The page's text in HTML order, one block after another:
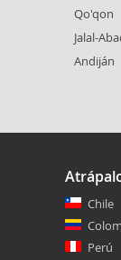
Qo'qon
Jalal-
Andiján
Chile
Perú